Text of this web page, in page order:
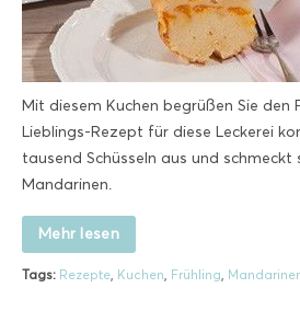
Mit diesem Kuchen begrüßen Sie den
Lieblings-Rezept für diese Leckerei
tausend Schüsseln aus und schmeckt
Mandarinen.
Mehr lesen
Tags: Rezepte, Kuchen, Frühling,